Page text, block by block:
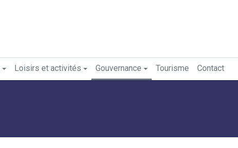
Loisirs et activités Gouvernance Tourisme Contact